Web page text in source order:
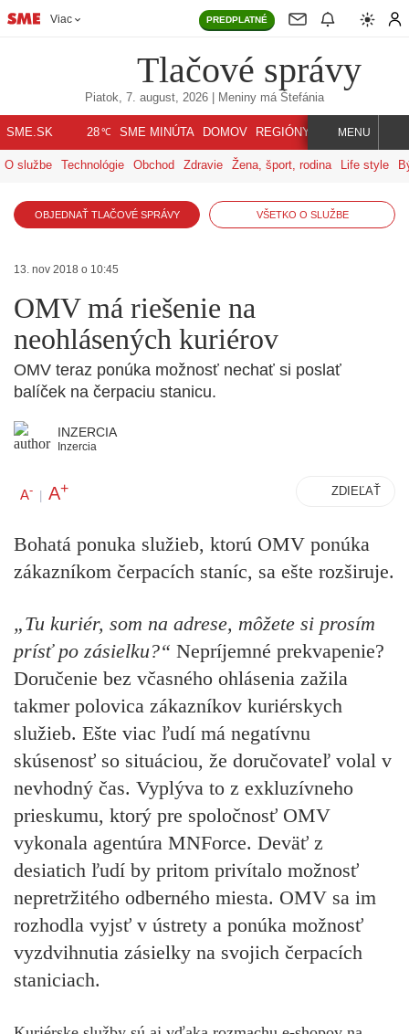
Viac PREDPLATNÉ
Tlačové správy
Piatok, 7. august, 2026 | Meniny má Štefánia
SME.SK 28℃ SME MINÚTA DOMOV REGIÓNY INDEX SVET
MENU
O službe Technológie Obchod Zdravie Žena, šport, rodina Life style
OBJEDNAŤ TLAČOVÉ SPRÁVY VŠETKO O SLUŽBE
13. nov 2018 o 10:45
OMV má riešenie na
neohlásených kuriérov
OMV teraz ponúka možnosť nechať si poslať
balíček na čerpaciu stanicu.
INZERCIA
Inzercia
A- | A+ ZDIEĽAŤ
Bohatá ponuka služieb, ktorú OMV ponúka
zákazníkom čerpacích staníc, sa ešte rozširuje.
„Tu kuriér, som na adrese, môžete si prosím
prísť po zásielku?“ Nepríjemné prekvapenie?
Doručenie bez včasného ohlásenia zažila
takmer polovica zákazníkov kuriérskych
služieb. Ešte viac ľudí má negatívnu
skúsenosť so situáciou, že doručovateľ volal v
nevhodný čas. Vyplýva to z exkluzívneho
prieskumu, ktorý pre spoločnosť OMV
vykonala agentúra MNForce. Deväť z
desiatich ľudí by pritom privítalo možnosť
nepretržitého odberného miesta. OMV sa im
rozhodla vyjsť v ústrety a ponúka možnosť
vyzdvihnutia zásielky na svojich čerpacích
staniciach.